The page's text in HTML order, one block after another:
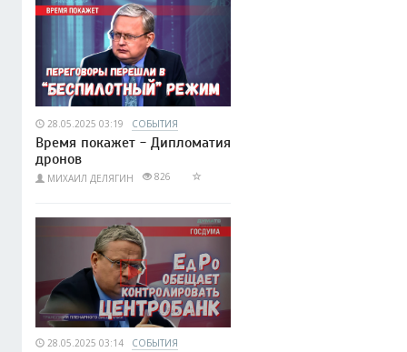
28.05.2025 03:19 СОБЫТИЯ
Время покажет - Дипломатия
дронов
МИХАИЛ ДЕЛЯГИН 826
28.05.2025 03:14 СОБЫТИЯ